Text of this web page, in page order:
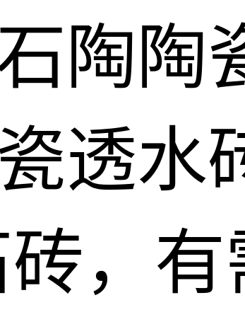
陶陶
透水
，